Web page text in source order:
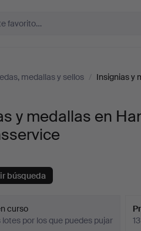
medallas y sellos / Insignias y
y medallas en
búsqueda
curso
por los que puedes pujar